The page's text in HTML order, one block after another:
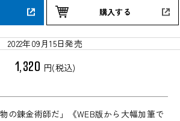
購入する
2022年09月15日発売
1,320 円(税込)
の錬金術師だ」《WEB版から大幅加筆で